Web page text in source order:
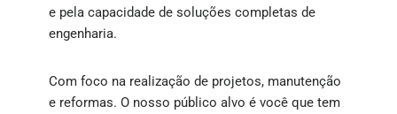
e pela capacidade de soluções completas de
engenharia.
Com foco na realização de projetos, manutenção
e reformas. O nosso público alvo é você que tem